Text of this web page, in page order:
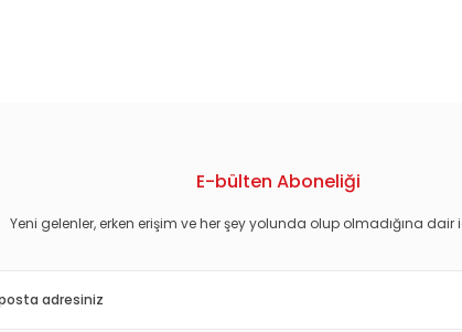
E-bülten Aboneliği
Yeni gelenler, erken erişim ve her şey yolunda olup olmadığına dair